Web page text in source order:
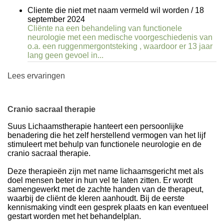
Cliente die niet met naam vermeld wil worden / 18
september 2024
Cliënte na een behandeling van functionele
neurologie met een medische voorgeschiedenis van
o.a. een ruggenmergontsteking , waardoor er 13 jaar
lang geen gevoel in...
Lees ervaringen
Cranio sacraal therapie
Suus Lichaamstherapie hanteert een persoonlijke
benadering die het zelf herstellend vermogen van het lijf
stimuleert met behulp van functionele neurologie en de
cranio sacraal therapie.
Deze therapieën zijn met name lichaamsgericht met als
doel mensen beter in hun vel te laten zitten. Er wordt
samengewerkt met de zachte handen van de therapeut,
waarbij de cliënt de kleren aanhoudt. Bij de eerste
kennismaking vindt een gesprek plaats en kan eventueel
gestart worden met het behandelplan.